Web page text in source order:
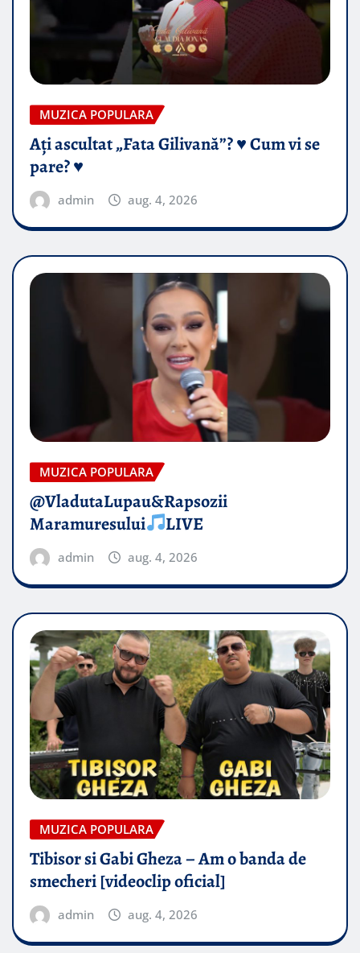
MUZICA POPULARA
Ați ascultat „Fata Gilivană”? ♥️ Cum vi se
pare? ♥️
admin aug. 4, 2026
MUZICA POPULARA
@VladutaLupau&Rapsozii
Maramuresului
LIVE
admin aug. 4, 2026
MUZICA POPULARA
Tibisor si Gabi Gheza – Am o banda de
smecheri [videoclip oficial]
admin aug. 4, 2026